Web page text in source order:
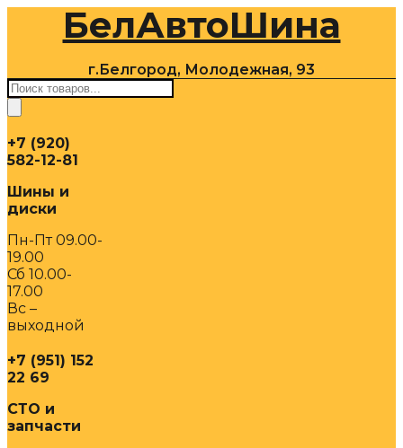
содержимомуБелАвтоШина
г.Белгород, Молодежная, 93
Поиск
товаров
+7 (920)
582-12-81
Шины и
диски
Пн-Пт 09.00-
19.00
Сб 10.00-
17.00
Вс –
выходной
+7 (951) 152
22 69
СТО и
запчасти